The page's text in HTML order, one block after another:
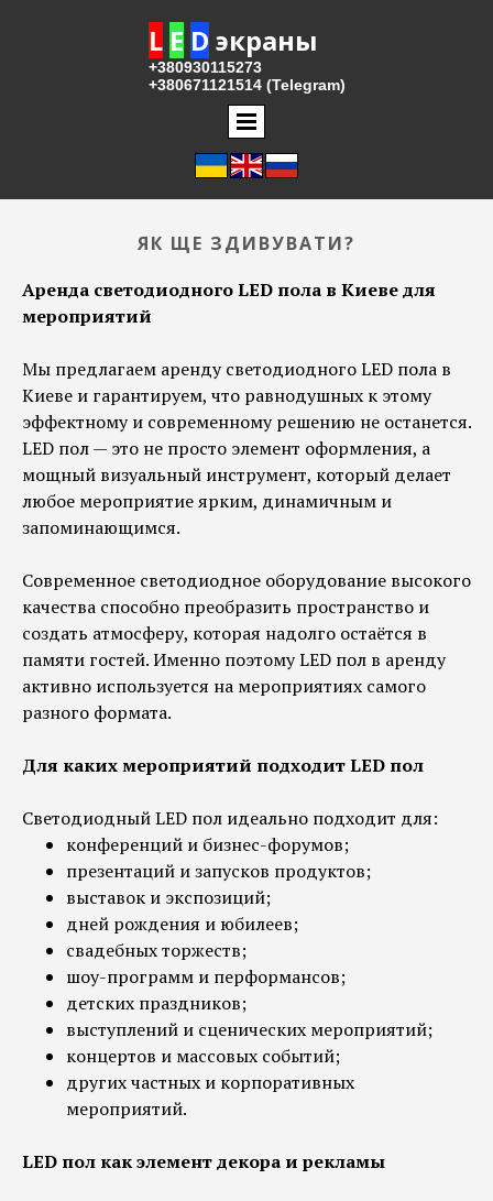
L E D экраны
+380930115273
+380671121514 (Telegram)
ЯК ЩЕ ЗДИВУВАТИ?
Аренда светодиодного LED пола в Киеве для
мероприятий
Мы предлагаем аренду светодиодного LED пола в
Киеве и гарантируем, что равнодушных к этому
эффектному и современному решению не останется.
LED пол — это не просто элемент оформления, а
мощный визуальный инструмент, который делает
любое мероприятие ярким, динамичным и
запоминающимся.
Современное светодиодное оборудование высокого
качества способно преобразить пространство и
создать атмосферу, которая надолго остаётся в
памяти гостей. Именно поэтому LED пол в аренду
активно используется на мероприятиях самого
разного формата.
Для каких мероприятий подходит LED пол
Светодиодный LED пол идеально подходит для:
конференций и бизнес-форумов;
презентаций и запусков продуктов;
выставок и экспозиций;
дней рождения и юбилеев;
свадебных торжеств;
шоу-программ и перформансов;
детских праздников;
выступлений и сценических мероприятий;
концертов и массовых событий;
других частных и корпоративных
мероприятий.
LED пол как элемент декора и рекламы